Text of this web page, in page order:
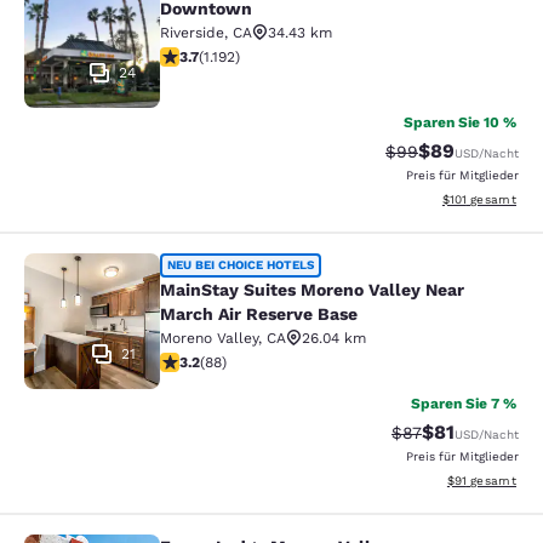
24
Downtown
Riverside, CA
34.43 km
3.66-Sterne-Bewertung. Gut. 1192 Bewertungen
3.7(1.192)
Sparen Sie 10 %
Durchgestrichener
$99Vergünstigter
$89USD/Nacht
Preis für Mitglieder
Geschätzte
$101 gesamt
MainStay Suites Moreno Valley
21
NEU BEI CHOICE HOTELS
MainStay Suites Moreno Valley Near
March Air Reserve Base
Moreno Valley, CA
26.04 km
3.16-Sterne-Bewertung. Gut. 88 Bewertungen
3.2(88)
Sparen Sie 7 %
$87Vergünstigter
$81USD/Nacht
Preis für Mitglieder
Geschätzte
$91 gesamt